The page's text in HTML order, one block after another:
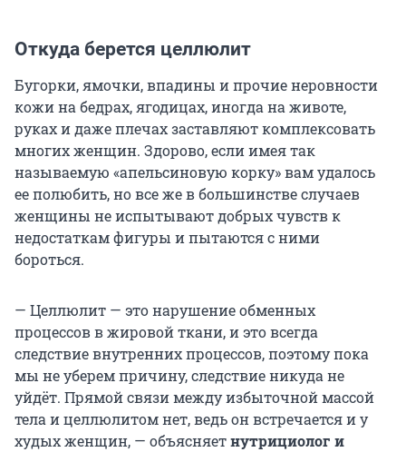
Откуда берется целлюлит
Бугорки, ямочки, впадины и прочие неровности
кожи на бедрах, ягодицах, иногда на животе,
руках и даже плечах заставляют комплексовать
многих женщин. Здорово, если имея так
называемую «апельсиновую корку» вам удалось
ее полюбить, но все же в большинстве случаев
женщины не испытывают добрых чувств к
недостаткам фигуры и пытаются с ними
бороться.
— Целлюлит — это нарушение обменных
процессов в жировой ткани, и это всегда
следствие внутренних процессов, поэтому пока
мы не уберем причину, следствие никуда не
уйдёт. Прямой связи между избыточной массой
тела и целлюлитом нет, ведь он встречается и у
худых женщин, — объясняетнутрициолог и